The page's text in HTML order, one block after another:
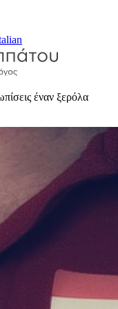
–
έναν ξερόλα